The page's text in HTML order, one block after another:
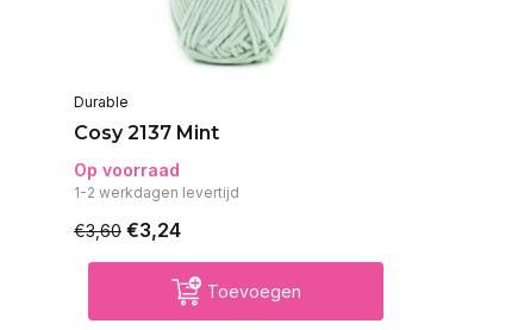
Durable
Cosy 2137 Mint
Op voorraad
1-2 werkdagen levertijd
€3,60 €3,24
Toevoegen